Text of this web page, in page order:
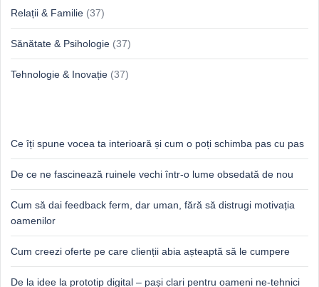
Relații & Familie (37)
Sănătate & Psihologie (37)
Tehnologie & Inovație (37)
Ce îți spune vocea ta interioară și cum o poți schimba pas cu pas
De ce ne fascinează ruinele vechi într-o lume obsedată de nou
Cum să dai feedback ferm, dar uman, fără să distrugi motivația
oamenilor
Cum creezi oferte pe care clienții abia așteaptă să le cumpere
De la idee la prototip digital – pași clari pentru oameni ne-tehnici